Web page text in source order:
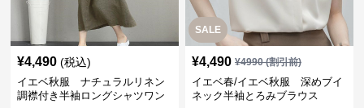
¥4,490 (税込)
イエベ秋服 ナチュラルリネン
調襟付き半袖ロングシャツワン
SALE
¥4,490 ¥4990(割引前)
イエベ春/イエベ秋服 深めブイ
ネック半袖とろみブラウス